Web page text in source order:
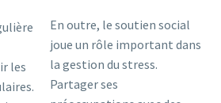
les
En outre, le soutien social
joue un rôle important dans
la gestion du stress.
Partager ses